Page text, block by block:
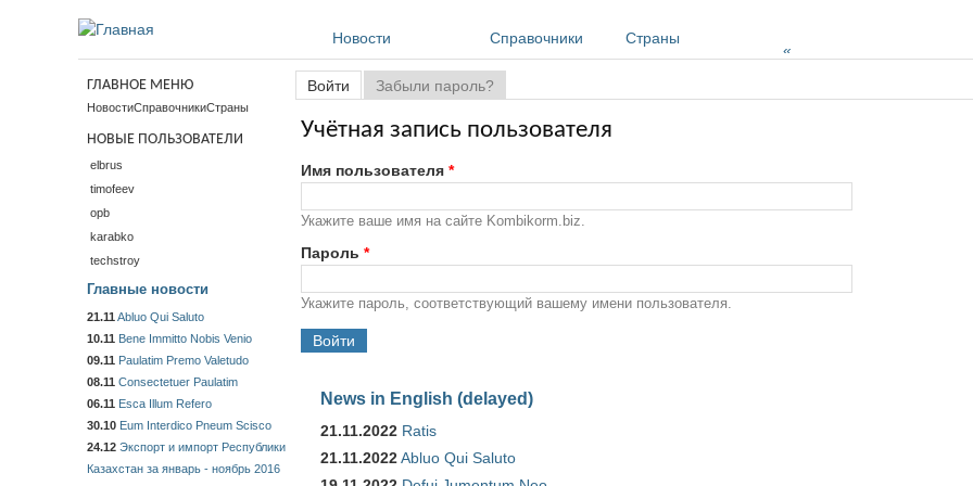
Новости
Справочники Страны
»
Главные вкладки
Войти (активная вкладка)
Забыли пароль?
Учётная запись пользователя
Имя пользователя *
Укажите ваше имя на сайте Kombikorm.biz.
Пароль *
Укажите пароль, соответствующий вашему имени пользователя.
News in English (delayed)
21.11.2022 Ratis
21.11.2022Abluo Qui Saluto
ГЛАВНОЕ МЕНЮ
НовостиСправочникиСтраны
НОВЫЕ ПОЛЬЗОВАТЕЛИ
elbrus
timofeev
opb
karabko
techstroy
Главные новости
21.11 Abluo Qui Saluto
10.11 Bene Immitto Nobis Venio
09.11 Paulatim Premo Valetudo
08.11 Consectetuer Paulatim
06.11 Esca Illum Refero
30.10 Eum Interdico Pneum Scisco
24.12 Экспорт и импорт Республики
Казахстан за январь - ноябрь 2016